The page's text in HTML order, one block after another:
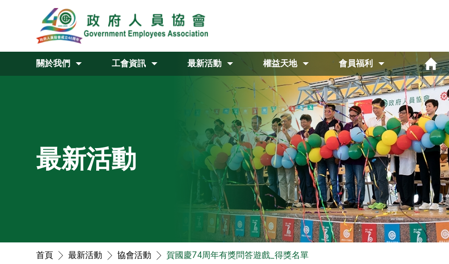
關於我們 工會資訊 最新活動 權益天地 會員福利
最新活動
首頁 最新活動 協會活動 賀國慶74周年有獎問答遊戲_得獎名單